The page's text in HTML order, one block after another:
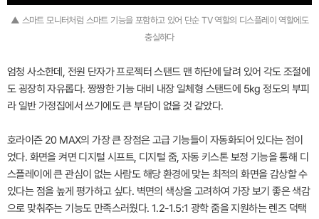
▲ 스마트 모니터처럼 스마트 기능을 포함하고 있어 단순 TV 역할의 디스플레이 역할에도
충실하다
엄청 사소한데, 전원 단자가 프로젝터 스탠드 맨 하단에 달려 있어 각도 조절에
도 굉장히 자유롭다. 짱짱한 기능 대비 내장 일체형 스탠드에 5kg 정도의 부피
라 일반 가정집에서 쓰기에도 큰 부담이 없을 것 같았다.
호라이즌 20 MAX의 가장 큰 장점은 고급 기능들이 자동화되어 있다는 점이
었다. 화면을 켜면 디지털 시프트, 디지털 줌, 자동 키스톤 보정 기능을 통해 디
스플레이에 큰 관심이 없는 사람도 해당 환경에 맞는 최적의 화면을 감상할 수
있다는 점을 높게 평가하고 싶다. 벽면의 색상을 고려하여 가장 보기 좋은 색감
으로 맞춰주는 기능도 만족스러웠다. 1.2-1.5:1 광학 줌을 지원하는 렌즈 덕택